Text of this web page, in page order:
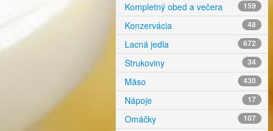
Kompletný obed a večera 159
Konzervácia 48
Lacná jedla 672
Strukoviny 34
Mäso 430
Nápoje 17
Omáčky 107